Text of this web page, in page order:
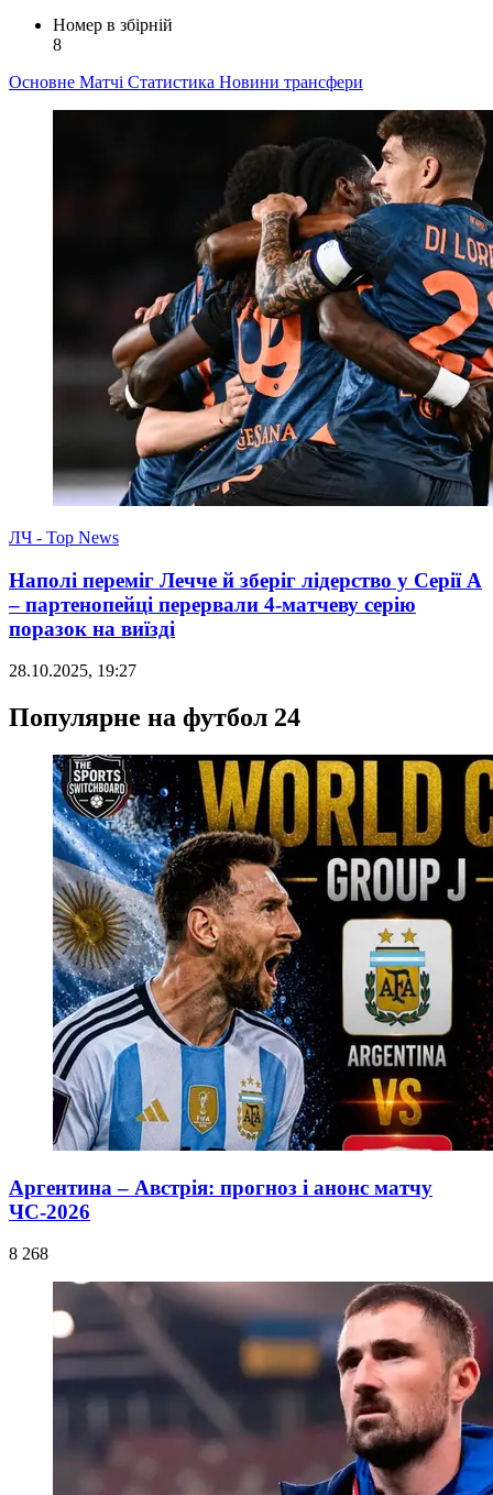
Номер в збірній
8
Основне Матчі Статистика Новини трансфери
ЛЧ - Top News
Наполі переміг Лечче й зберіг лідерство у Серії А
– партенопейці перервали 4-матчеву серію
поразок на виїзді
28.10.2025, 19:27
Популярне на футбол 24
Аргентина – Австрія: прогноз і анонс матчу
ЧС-2026
8 268